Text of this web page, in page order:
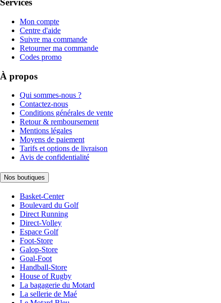
Services
Mon compte
Centre d'aide
Suivre ma commande
Retourner ma commande
Codes promo
À propos
Qui sommes-nous ?
Contactez-nous
Conditions générales de vente
Retour & remboursement
Mentions légales
Moyens de paiement
Tarifs et options de livraison
Avis de confidentialité
Nos boutiques
Basket-Center
Boulevard du Golf
Direct Running
Direct-Volley
Espace Golf
Foot-Store
Galop-Store
Goal-Foot
Handball-Store
House of Rugby
La bagagerie du Motard
La sellerie de Maé